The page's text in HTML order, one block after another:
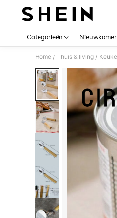
Categorieën
Home / Thuis & living /